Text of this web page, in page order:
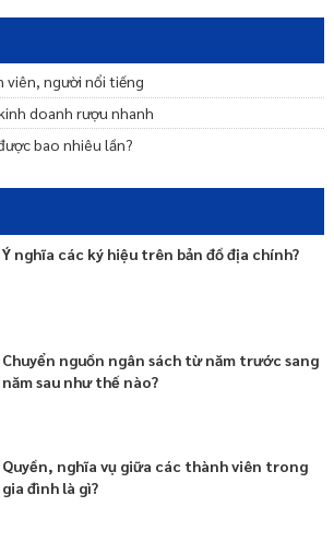
online mới nhất hiện nay?
viên, người nổi tiếng
doanh rượu nhanh
bao nhiêu lần?
Ý nghĩa các ký hiệu trên bản đồ địa chính?
Chuyển nguồn ngân sách từ năm trước sang
năm sau như thế nào?
Quyền, nghĩa vụ giữa các thành viên trong
gia đình là gì?